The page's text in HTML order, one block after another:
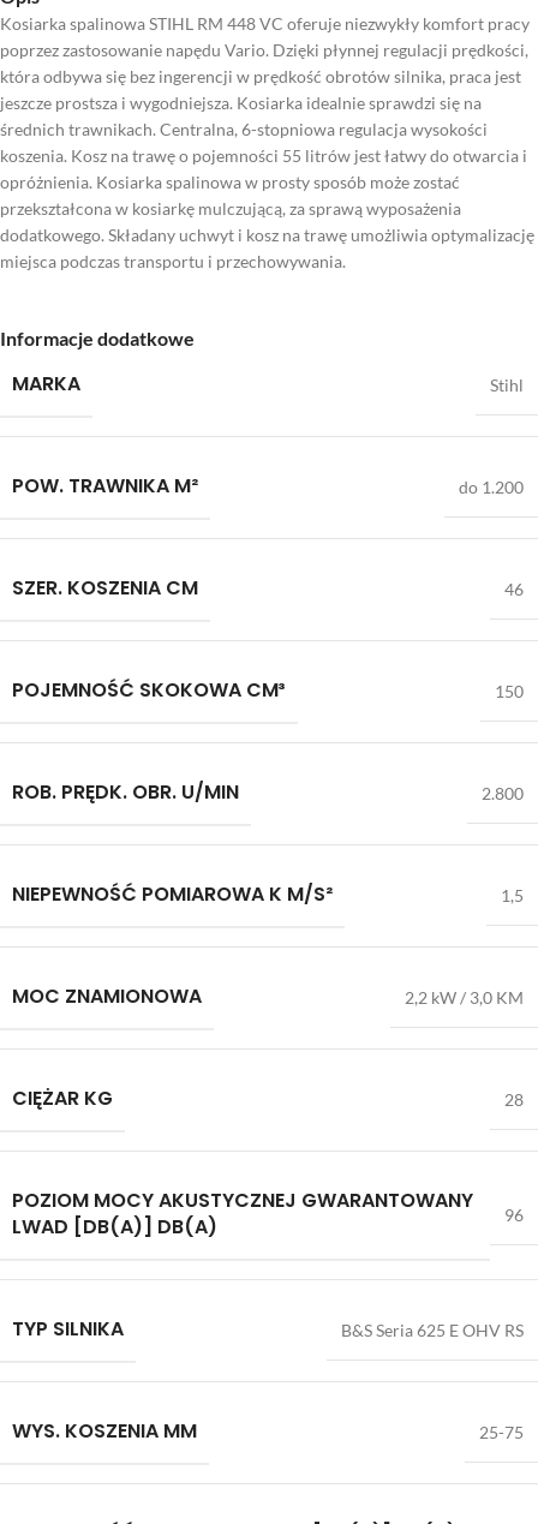
Kosiarka spalinowa STIHL RM 448 VC oferuje niezwykły komfort pracy
poprzez zastosowanie napędu Vario. Dzięki płynnej regulacji prędkości,
która odbywa się bez ingerencji w prędkość obrotów silnika, praca jest
jeszcze prostsza i wygodniejsza. Kosiarka idealnie sprawdzi się na
średnich trawnikach. Centralna, 6-stopniowa regulacja wysokości
koszenia. Kosz na trawę o pojemności 55 litrów jest łatwy do otwarcia i
opróżnienia. Kosiarka spalinowa w prosty sposób może zostać
przekształcona w kosiarkę mulczującą, za sprawą wyposażenia
dodatkowego. Składany uchwyt i kosz na trawę umożliwia optymalizację
miejsca podczas transportu i przechowywania.
Informacje dodatkowe
MARKA Stihl
POW. TRAWNIKA M² do 1.200
SZER. KOSZENIA CM 46
POJEMNOŚĆ SKOKOWA CM³ 150
ROB. PRĘDK. OBR. U/MIN 2.800
NIEPEWNOŚĆ POMIAROWA K M/S² 1,5
MOC ZNAMIONOWA 2,2 kW / 3,0 KM
CIĘŻAR KG 28
POZIOM MOCY AKUSTYCZNEJ GWARANTOWANY
LWAD [DB(A)] DB(A)
96
TYP SILNIKA B&S Seria 625 E OHV RS
WYS. KOSZENIA MM 25-75